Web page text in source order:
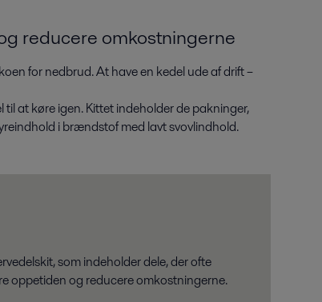
reducere omkostningerne
for nedbrud. At have en kedel ude af drift –
at køre igen. Kittet indeholder de pakninger,
i brændstof med lavt svovlindhold.
som indeholder dele, der ofte
oppetiden og reducere omkostningerne.